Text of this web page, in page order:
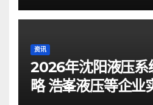
资讯
2026年沈阳液压系
略 浩峯液压等企业